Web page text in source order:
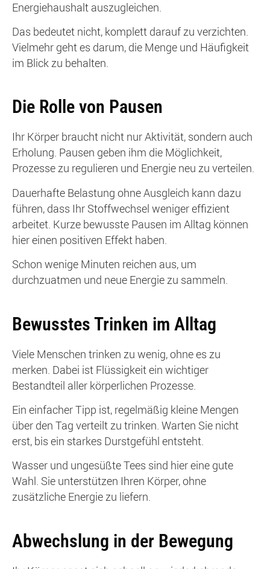
Energiehaushalt auszugleichen.
Das bedeutet nicht, komplett darauf zu verzichten.
Vielmehr geht es darum, die Menge und Häufigkeit
im Blick zu behalten.
Die Rolle von Pausen
Ihr Körper braucht nicht nur Aktivität, sondern auch
Erholung. Pausen geben ihm die Möglichkeit,
Prozesse zu regulieren und Energie neu zu verteilen.
Dauerhafte Belastung ohne Ausgleich kann dazu
führen, dass Ihr Stoffwechsel weniger effizient
arbeitet. Kurze bewusste Pausen im Alltag können
hier einen positiven Effekt haben.
Schon wenige Minuten reichen aus, um
durchzuatmen und neue Energie zu sammeln.
Bewusstes Trinken im Alltag
Viele Menschen trinken zu wenig, ohne es zu
merken. Dabei ist Flüssigkeit ein wichtiger
Bestandteil aller körperlichen Prozesse.
Ein einfacher Tipp ist, regelmäßig kleine Mengen
über den Tag verteilt zu trinken. Warten Sie nicht
erst, bis ein starkes Durstgefühl entsteht.
Wasser und ungesüßte Tees sind hier eine gute
Wahl. Sie unterstützen Ihren Körper, ohne
zusätzliche Energie zu liefern.
Abwechslung in der Bewegung